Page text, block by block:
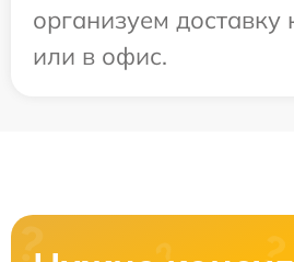
организуем
или в офис.